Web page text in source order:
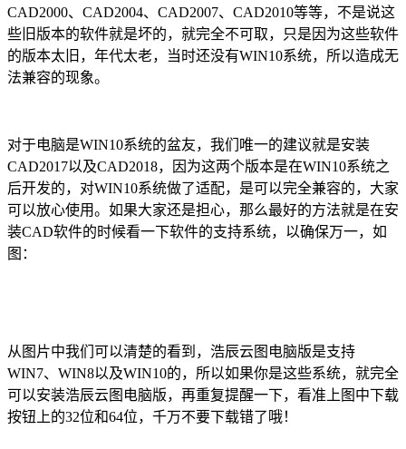
CAD2000、 CAD2004、 CAD2007、 CAD2010等等，不是说这
些旧版本的软件就是坏的，就完全不可取，只是因为这些软件
的版本太旧，年代太老，当时还没有WIN10系统，所以造成无
法兼容的现象。
对于电脑是WIN10系统的盆友，我们唯一的建议就是安装
CAD2017以及CAD2018，因为这两个版本是在WIN10系统之
后开发的，对WIN10系统做了适配，是可以完全兼容的，大家
可以放心使用。如果大家还是担心，那么最好的方法就是在安
装CAD软件的时候看一下软件的支持系统，以确保万一，如
图：
从图片中我们可以清楚的看到，浩辰云图电脑版是支持
WIN7、 WIN8以及WIN10的，所以如果你是这些系统，就完全
可以安装浩辰云图电脑版，再重复提醒一下，看准上图中下载
按钮上的32位和64位，千万不要下载错了哦！